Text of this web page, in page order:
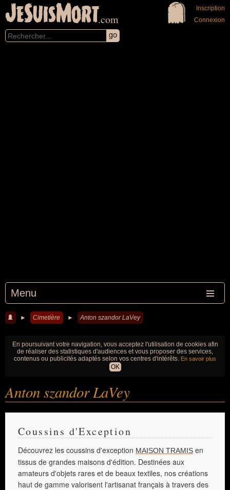
JeSuisMort.com
Menu
Inscription
Connexion
► Cimetière ► Anton szandor LaVey
En poursuivant votre navigation, vous acceptez l'utilisation de cookies afin
de réaliser des statistiques d'audiences et vous proposer des services,
contenus ou publicités adaptés selon vos centres d'intérêts. En savoir plus
OK
Anton szandor LaVey
Coussins d'Exception
Découvrez les coussins d'exception MAISON TRAMIS en
tissus de grandes maisons d'édition. Destinées aux
amateurs d'objets rares et de beaux textiles, nos créations
haut de gamme valorisent l'artisanat français à travers des